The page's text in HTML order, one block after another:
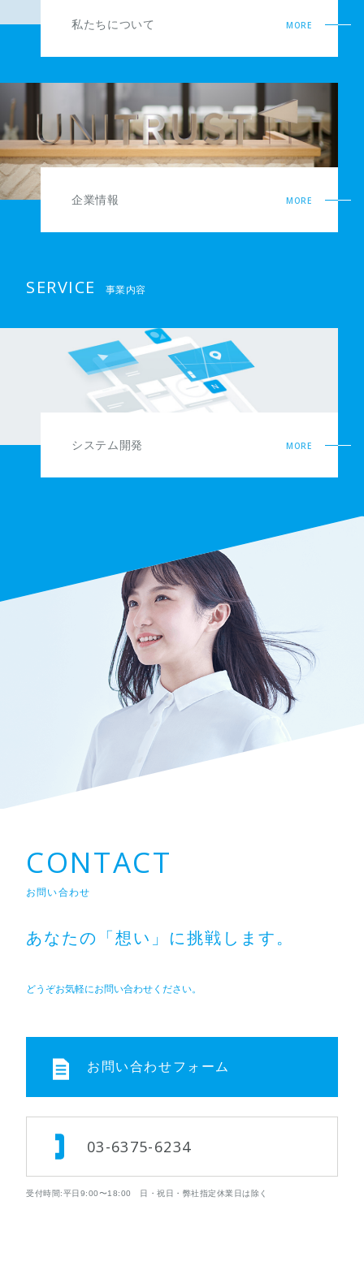
私たちについて MORE
企業情報 MORE
SERVICE 事業内容
システム開発 MORE
CONTACT
お問い合わせ
あなたの「想い」に挑戦します。
どうぞお気軽にお問い合わせください。
お問い合わせフォーム
03-6375-6234
受付時間:平日9:00〜18:00 日・祝日・弊社指定休業日は除く